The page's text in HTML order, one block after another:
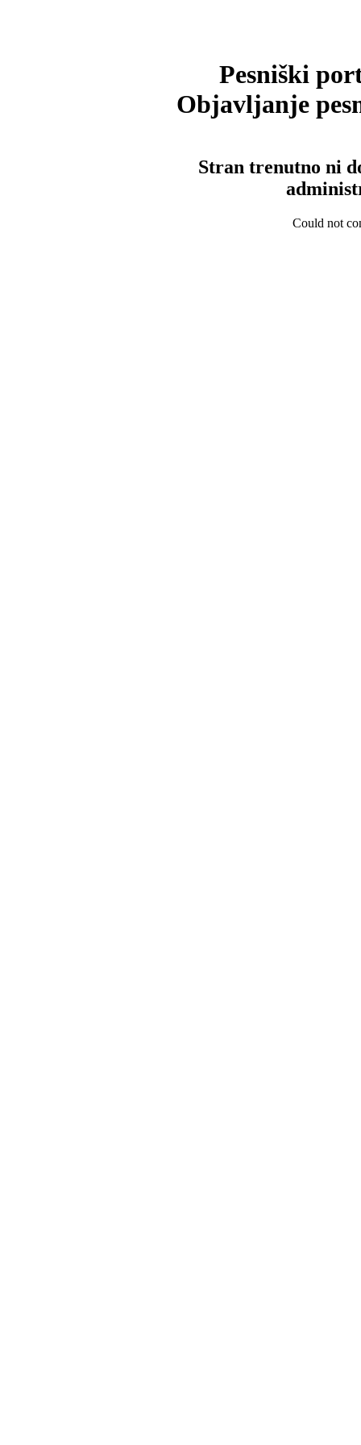
Pesniški
Objavljanje
Stran trenutno ni
Could not